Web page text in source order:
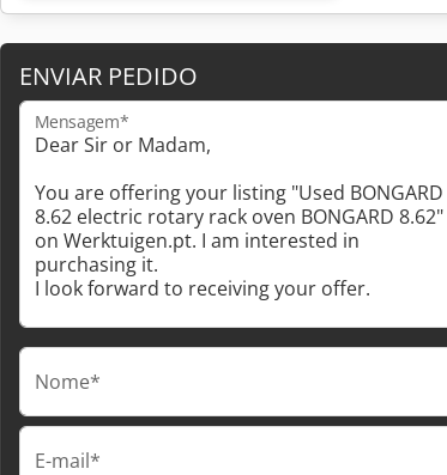
ENVIAR PEDIDO
Mensagem*
Nome*
E-mail*